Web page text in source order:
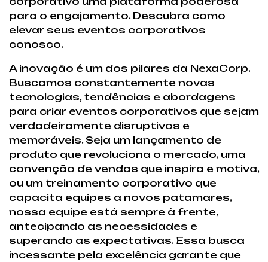
para o engajamento. Descubra como
elevar seus eventos corporativos
conosco.
A inovação é um dos pilares da NexaCorp.
Buscamos constantemente novas
tecnologias, tendências e abordagens
para criar eventos corporativos que sejam
verdadeiramente disruptivos e
memoráveis. Seja um lançamento de
produto que revoluciona o mercado, uma
convenção de vendas que inspira e motiva,
ou um treinamento corporativo que
capacita equipes a novos patamares,
nossa equipe está sempre à frente,
antecipando as necessidades e
superando as expectativas. Essa busca
incessante pela excelência garante que